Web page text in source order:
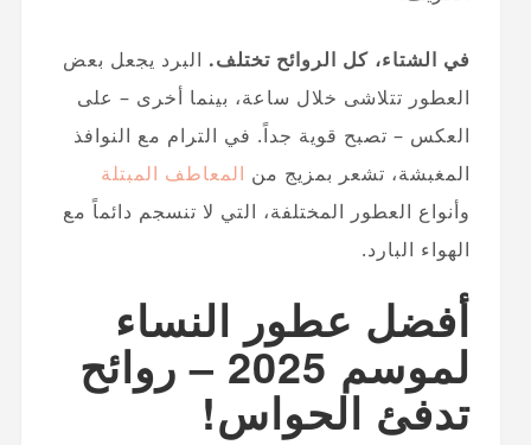
في الشتاء، كل الروائح تختلف. البرد يجعل بعض
العطور تتلاشى خلال ساعة، بينما أخرى – على
العكس – تصبح قوية جداً. في الترام مع النوافذ
المغبشة، تشعر بمزيج من المعاطف المبتلة
وأنواع العطور المختلفة، التي لا تنسجم دائماً مع
الهواء البارد.
أفضل عطور النساء
لموسم 2025 – روائح
تدفئ الحواس!